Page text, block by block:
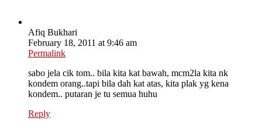
Afiq Bukhari
February 18, 2011 at 9:46 am
Permalink
sabo jela cik tom.. bila kita kat bawah, mcm2la kita nk
kondem orang..tapi bila dah kat atas, kita plak yg kena
kondem.. putaran je tu semua huhu
Reply